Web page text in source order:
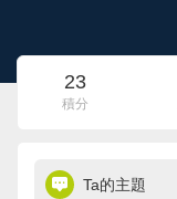
23
積分
Ta的主題